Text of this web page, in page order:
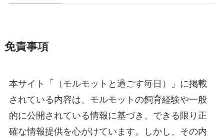
免責事項
本サイト「（モルモットと過ごす毎日）」に掲載
されている内容は、モルモットの飼育経験や一般
的に公開されている情報に基づき、できる限り正
確な情報提供を心がけています。しかし、その内